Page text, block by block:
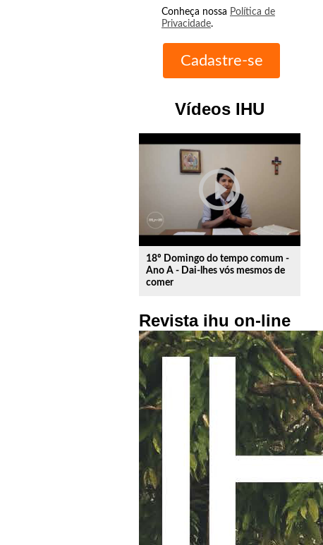
Conheça nossa Política de
Privacidade.
Vídeos IHU
play_circle_outline
18º Domingo do tempo comum -
Ano A - Dai-lhes vós mesmos de
comer
Revista ihu on-line